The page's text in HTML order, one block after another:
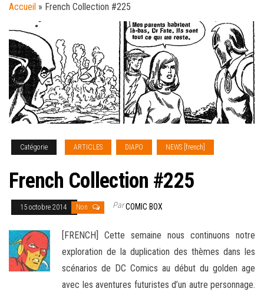
Accueil » French Collection #225
Catégorie ARTICLES DIAPO NEWS [french]
French Collection #225
15 octobre 2014 Non ParCOMIC BOX
[FRENCH] Cette semaine nous continuons notre
exploration de la duplication des thèmes dans les
scénarios de DC Comics au début du golden age
avec les aventures futuristes d’un autre personnage.